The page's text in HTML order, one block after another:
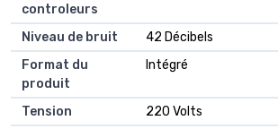
controleurs
Niveau de bruit
42 Décibels
Format du
produit
Intégré
Tension
220 Volts